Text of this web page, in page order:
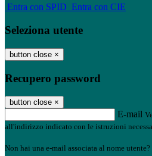
Entra con SPID Entra con CIE
Seleziona utente
button close ×
Recupero password
button close ×
E-mail
all'indirizzo indicato con le istruzioni
Non hai una e-mail associata al nome